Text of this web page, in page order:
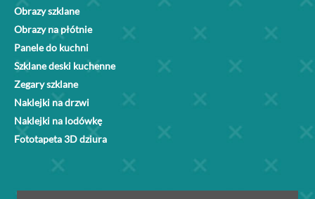
Obrazy szklane
Obrazy na płótnie
Panele do kuchni
Szklane deski kuchenne
Zegary szklane
Naklejki na drzwi
Naklejki na lodówkę
Fototapeta 3D dziura